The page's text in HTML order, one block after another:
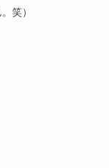
笑）